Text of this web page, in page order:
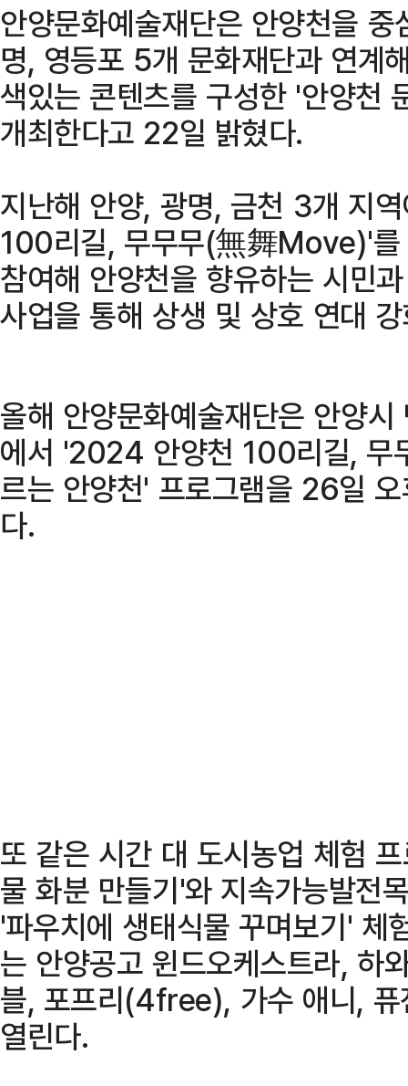
안양문화예술재단은 안양천을
명, 영등포 5개 문화재단과 연계
색있는 콘텐츠를 구성한 '안양천
개최한다고 22일 밝혔다.
지난해 안양, 광명, 금천 3개 지
100리길, 무무무(無舞Move)'를
참여해 안양천을 향유하는 시민
사업을 통해 상생 및 상호 연대
올해 안양문화예술재단은 안양
에서 '2024 안양천 100리길,
르는 안양천' 프로그램을 26일
다.
또 같은 시간 대 도시농업 체험
물 화분 만들기'와 지속가능발전
'파우치에 생태식물 꾸며보기' 체
는 안양공고 윈드오케스트라, 하
블, 포프리(4free), 가수 애니, 퓨
열린다.